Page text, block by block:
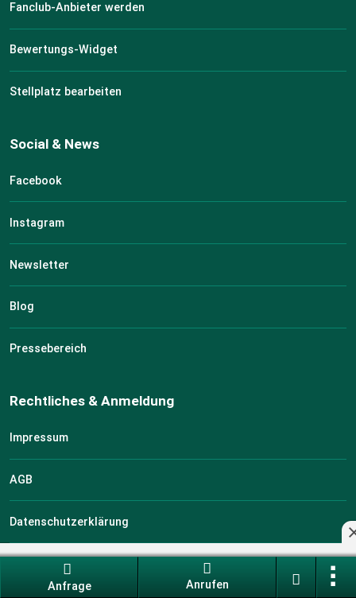
Anfrage Anrufen
Fanclub-Anbieter werden
Bewertungs-Widget
Stellplatz bearbeiten
Social & News
Facebook
Instagram
Newsletter
Blog
Pressebereich
Rechtliches & Anmeldung
Impressum
AGB
Datenschutzerklärung
Stellplatz eintragen